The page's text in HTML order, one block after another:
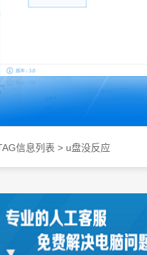
信息列表 > u盘没反应